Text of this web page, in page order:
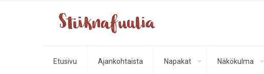
Etusivu Ajankohtaista Napakat Näkökulma